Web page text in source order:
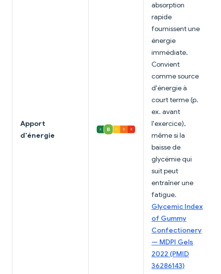
Apport
d'énergie
absorption
rapide
fournissent une
énergie
immédiate.
Convient
comme source
d'énergie à
court terme (p.
ex. avant
l'exercice),
même si la
baisse de
glycémie qui
suit peut
entraîner une
fatigue.
Glycemic Index
of Gummy
Confectionery
— MDPI Gels
2022 (PMID
36286143)